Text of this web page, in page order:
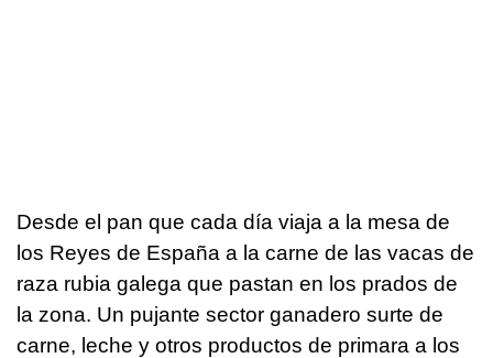
Desde el pan que cada día viaja a la mesa de
los Reyes de España a la carne de las vacas de
raza rubia galega que pastan en los prados de
la zona. Un pujante sector ganadero surte de
carne, leche y otros productos de primara a los